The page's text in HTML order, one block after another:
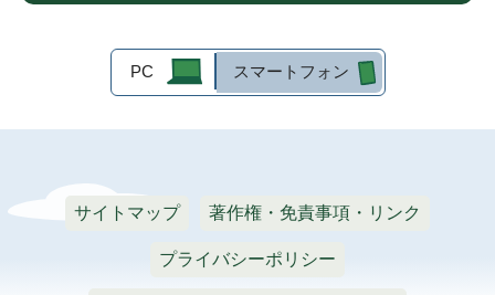
PC スマートフォン
サイトマップ 著作権・免責事項・リンク
プライバシーポリシー